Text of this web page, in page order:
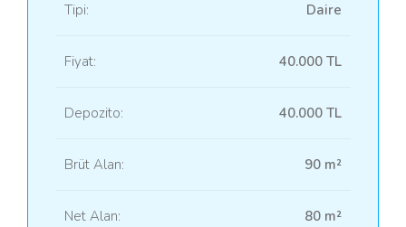
Tipi: Daire
Fiyat: 40.000 TL
Depozito: 40.000 TL
Brüt Alan: 90 m²
Net Alan: 80 m²